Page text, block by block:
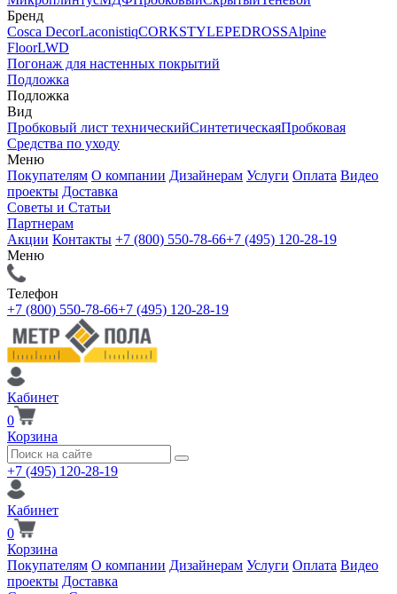
Бренд
Cosca DecorLaconistiqCORKSTYLEPEDROSSAlpine
FloorLWD
Погонаж для настенных покрытий
Подложка
Подложка
Вид
Пробковый лист техническийСинтетическаяПробковая
Средства по уходу
Меню
Покупателям О компании Дизайнерам Услуги Оплата Видео
проекты Доставка
Советы и Статьи
Партнерам
Акции Контакты +7 (800) 550-78-66+7 (495) 120-28-19
Меню
Телефон
+7 (800) 550-78-66+7 (495) 120-28-19
Кабинет
0
Корзина
+7 (495) 120-28-19
Кабинет
0
Корзина
Покупателям О компании Дизайнерам Услуги Оплата Видео
проекты Доставка